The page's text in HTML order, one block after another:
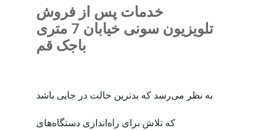
خدمات پس از فروش
تلویزیون سونی خیابان 7 متری
باجک قم
به نظر می‌رسد که بدترین حالت در جایی باشد
که تلاش برای راه‌اندازی دستگاه‌های